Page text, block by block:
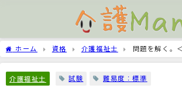
ホーム 資格 介護福祉士 問題を解く。
介護福祉士 試験 難易度：標準